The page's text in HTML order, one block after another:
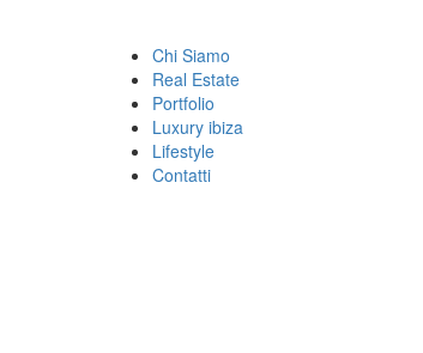
Chi Siamo
Real Estate
Portfolio
Luxury ibiza
Lifestyle
Contatti